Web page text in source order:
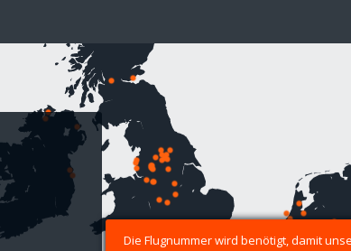
Die Flugnummer wird benötigt, damit